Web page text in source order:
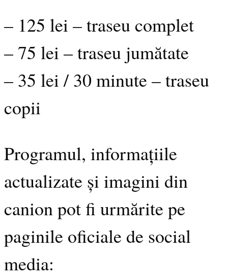
– 125 lei – traseu complet
– 75 lei – traseu jumătate
– 35 lei / 30 minute – traseu
copii
Programul, informațiile
actualizate și imagini din
canion pot fi urmărite pe
paginile oficiale de social
media: